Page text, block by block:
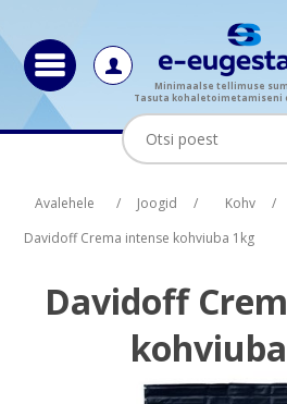
Minimaalse tellimuse
Tasuta kohaletoimetamiseni
Avalehele / Joogid / Kohv /
Davidoff Crema intense kohviuba 1kg
Davidoff